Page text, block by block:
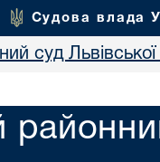
Судова влада
суд Львівської